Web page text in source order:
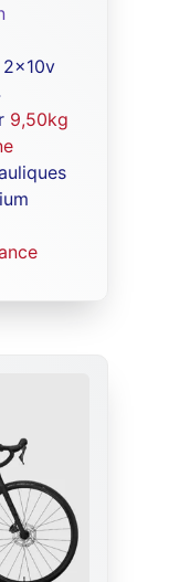
2x10v
9,50kg